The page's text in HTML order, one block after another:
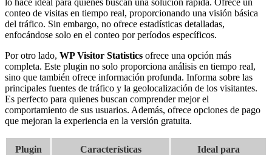
conteo de visitas en tiempo real, proporcionando una visión básica
del tráfico. Sin embargo, no ofrece estadísticas detalladas,
enfocándose solo en el conteo por períodos específicos.
Por otro lado, WP Visitor Statistics ofrece una opción más
completa. Este plugin no solo proporciona análisis en tiempo real,
sino que también ofrece información profunda. Informa sobre las
principales fuentes de tráfico y la geolocalización de los visitantes.
Es perfecto para quienes buscan comprender mejor el
comportamiento de sus usuarios. Además, ofrece opciones de pago
que mejoran la experiencia en la versión gratuita.
Plugin Características Ideal para